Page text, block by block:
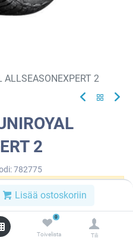
Lisää ostoskoriin
0
Toivelista Tili
2
2
782775
yhdistelmää.